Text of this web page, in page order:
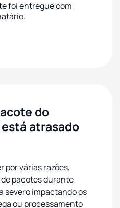
foi entregue com
do
atrasado
por várias razões,
pacotes durante
severo impactando os
ou processamento